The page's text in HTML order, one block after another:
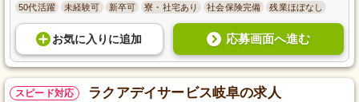
50代活躍 未経験可 新卒可 寮・社宅あり 社会保険完備 残業ほぼなし
お気に入り に追加 応募画面へ進む
スピード対応 ラクアデイサービス岐阜の求人